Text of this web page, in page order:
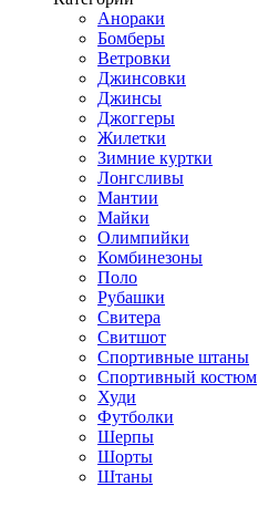
Анораки
Бомберы
Ветровки
Джинсовки
Джинсы
Джоггеры
Жилетки
Зимние куртки
Лонгсливы
Мантии
Майки
Олимпийки
Комбинезоны
Поло
Рубашки
Свитера
Свитшот
Спортивные штаны
Спортивный костюм
Худи
Футболки
Шерпы
Шорты
Штаны